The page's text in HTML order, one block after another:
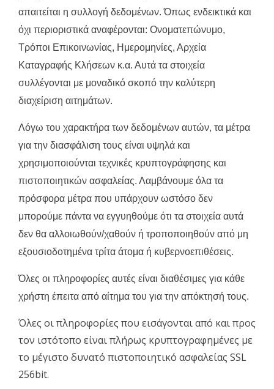
απαιτείται η συλλογή δεδομένων. Όπως ενδεικτικά και
όχι περιοριστικά αναφέρονται: Ονοματεπώνυμο,
Τρόποι Επικοινωνίας, Ημερομηνίες, Αρχεία
Καταγραφής Κλήσεων κ.α. Αυτά τα στοιχεία
συλλέγονται με μοναδικό σκοπό την καλύτερη
διαχείριση αιτημάτων.
Λόγω του χαρακτήρα των δεδομένων αυτών, τα μέτρα
για την διασφάλιση τους είναι υψηλά και
χρησιμοποιούνται τεχνικές κρυπτογράφησης και
πιστοποιητικών ασφαλείας. Λαμβάνουμε όλα τα
πρόσφορα μέτρα που υπάρχουν ωστόσο δεν
μπορούμε πάντα να εγγυηθούμε ότι τα στοιχεία αυτά
δεν θα αλλοιωθούν/χαθούν ή τροποποιηθούν από μη
εξουσιοδοτημένα τρίτα άτομα ή κυβερνοεπιθέσεις.
Όλες οι πληροφορίες αυτές είναι διαθέσιμες για κάθε
χρήστη έπειτα από αίτημα του για την απόκτησή τους.
Όλες οι πληροφορίες που εισάγονται από και προς
τον ιστότοπο είναι πλήρως κρυπτογραφημένες με
το μέγιστο δυνατό πιστοποιητικό ασφαλείας SSL
256bit.